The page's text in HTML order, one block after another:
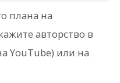
плана на
авторство в
YouTube) или на